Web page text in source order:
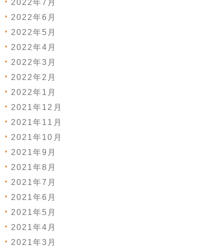
2022年7月
2022年6月
2022年5月
2022年4月
2022年3月
2022年2月
2022年1月
2021年12月
2021年11月
2021年10月
2021年9月
2021年8月
2021年7月
2021年6月
2021年5月
2021年4月
2021年3月